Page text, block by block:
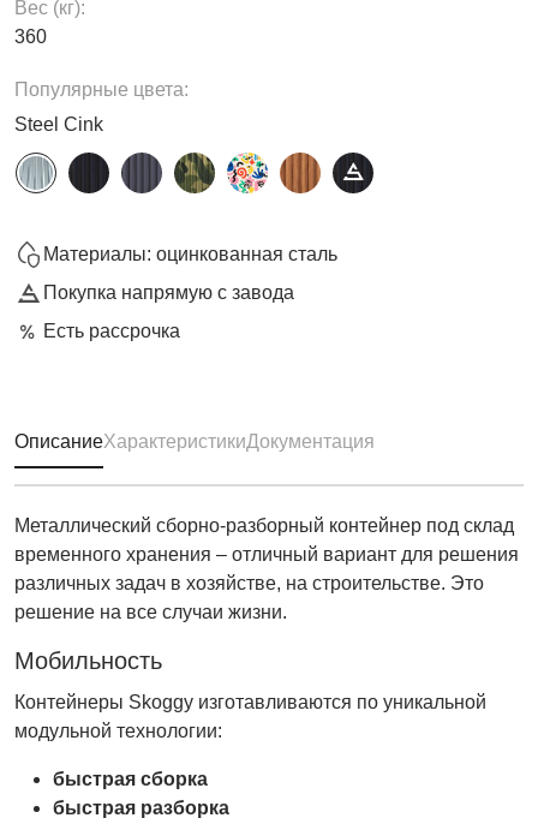
Вес (кг):
360
Популярные цвета:
Steel Cink
Материалы: оцинкованная сталь
Покупка напрямую с завода
Есть рассрочка
ОписаниеХарактеристикиДокументация
Металлический сборно-разборный контейнер под склад
временного хранения – отличный вариант для решения
различных задач в хозяйстве, на строительстве. Это
решение на все случаи жизни.
Мобильность
Контейнеры Skoggy изготавливаются по уникальной
модульной технологии:
быстрая сборка
быстрая разборка